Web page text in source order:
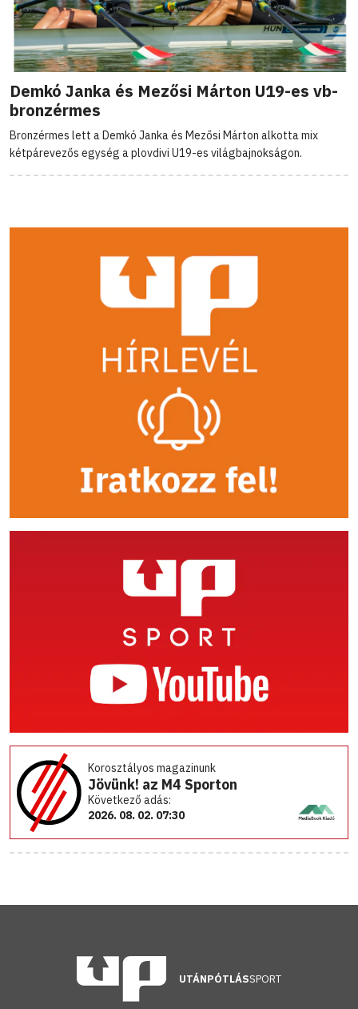
Demkó Janka és Mezősi Márton U19-es vb-
bronzérmes
Bronzérmes lett a Demkó Janka és Mezősi Márton alkotta mix
kétpárevezős egység a plovdivi U19-es világbajnokságon.
Korosztályos magazinunk
Jövünk! az M4 Sporton
Következő adás:
2026. 08. 02. 07:30
UTÁNPÓTLÁSSPORT